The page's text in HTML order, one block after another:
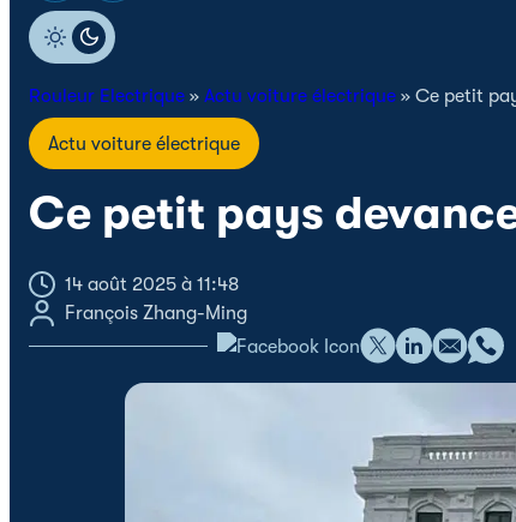
Rouleur Electrique » Actu voiture électrique » Ce petit
Actu voiture électrique
Ce petit pays
14 août 2025 à 11:48
François Zhang-Ming